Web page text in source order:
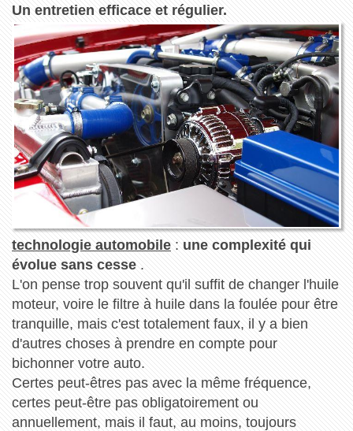
Un entretien efficace et régulier.
technologie automobile: une complexité qui
évolue sans cesse.
L'on pense trop souvent qu'il suffit de changer l'huile
moteur, voire le filtre à huile dans la foulée pour être
tranquille, mais c'est totalement faux, il y a bien
d'autres choses à prendre en compte pour
bichonner votre auto.
Certes peut-êtres pas avec la même fréquence,
certes peut-être pas obligatoirement ou
annuellement, mais il faut, au moins, toujours